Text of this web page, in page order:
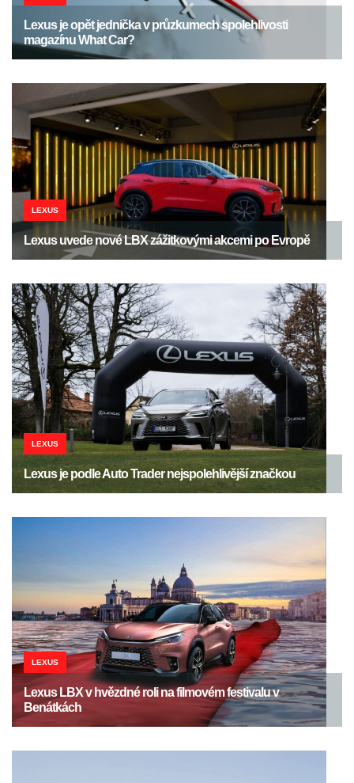
Lexus je opět jednička v průzkumech spolehlivosti
magazínu What Car?
LEXUS
Lexus uvede nové LBX zážitkovými akcemi po Evropě
LEXUS
Lexus je podle Auto Trader nejspolehlivější značkou
LEXUS
Lexus LBX v hvězdné roli na filmovém festivalu v
Benátkách